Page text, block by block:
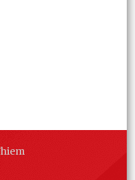
năm Ngày Thương